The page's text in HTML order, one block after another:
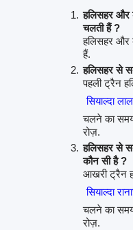
हलिसहर और
चलती हैं ?
हलिसहर और
हैं.
हलिसहर से
पहली ट्रैन
सियाल्दा
चलने का
रोज़.
हलिसहर से
कौन सी है ?
आखरी ट्रैन
सियाल्दा
चलने का
रोज़.